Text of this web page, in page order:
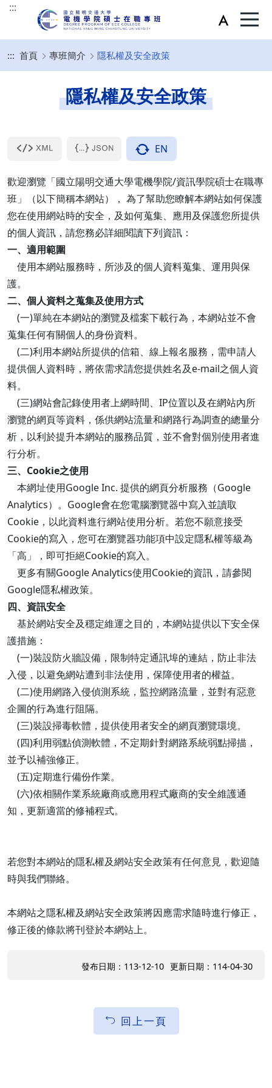
:::
::: 首頁 專班簡介 隱私權及安全政策
隱私權及安全政策
EN
歡迎瀏覽「國立陽明交通大學電機學院/資訊學院碩士在職專
班」（以下簡稱本網站）， 為了幫助您瞭解本網站如何保護
您在使用網站時的安全，及如何蒐集、應用及保護您所提供
的個人資訊，請您務必詳細閱讀下列資訊：
一、適用範圍
使用本網站服務時，所涉及的個人資料蒐集、運用與保
護。
二、個人資料之蒐集及使用方式
(一)單純在本網站的瀏覽及檔案下載行為，本網站並不會
蒐集任何有關個人的身份資料。
(二)利用本網站所提供的信箱、線上報名服務，需申請人
提供個人資料時，將依需求請您提供姓名及e-mail之個人資
料。
(三)網站會記錄使用者上網時間、IP位置以及在網站內所
瀏覽的網頁等資料，係供網站流量和網路行為調查的總量分
析，以利於提升本網站的服務品質，並不會對個別使用者進
行分析。
三、Cookie之使用
本網址使用Google Inc. 提供的網頁分析服務（Google
Analytics）。Google會在您電腦瀏覽器中寫入並讀取
Cookie，以此資料進行網站使用分析。若您不願意接受
Cookie的寫入，您可在瀏覽器功能項中設定隱私權等級為
「高」，即可拒絕Cookie的寫入。
更多有關Google Analytics使用Cookie的資訊，請參閱
Google隱私權政策。
四、資訊安全
基於網站安全及穩定維運之目的，本網站提供以下安全保
護措施：
(一)裝設防火牆設備，限制特定通訊埠的連結，防止非法
入侵，以避免網站遭到非法使用，保障使用者的權益。
(二)使用網路入侵偵測系統，監控網路流量，並對有惡意
企圖的行為進行阻隔。
(三)裝設掃毒軟體，提供使用者安全的網頁瀏覽環境。
(四)利用弱點偵測軟體，不定期針對網路系統弱點掃描，
並予以補強修正。
(五)定期進行備份作業。
(六)依相關作業系統廠商或應用程式廠商的安全維護通
知，更新適當的修補程式。
若您對本網站的隱私權及網站安全政策有任何意見，歡迎隨
時與我們聯絡。
本網站之隱私權及網站安全政策將因應需求隨時進行修正，
修正後的條款將刊登於本網站上。
發布日期：113-12-10 更新日期：114-04-30
回上一頁